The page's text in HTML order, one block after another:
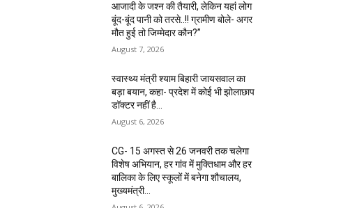
आजादी के जश्न की तैयारी, लेकिन यहां लोग
बूंद-बूंद पानी को तरसे..!! ग्रामीण बोले- अगर
मौत हुई तो जिम्मेदार कौन?”
August 7, 2026
स्वास्थ्य मंत्री श्याम बिहारी जायसवाल का
बड़ा बयान, कहा- प्रदेश में कोई भी झोलाछाप
डॉक्टर नहीं है…
August 6, 2026
CG- 15 अगस्त से 26 जनवरी तक चलेगा
विशेष अभियान, हर गांव में मुक्तिधाम और हर
बालिका के लिए स्कूलों में बनेगा शौचालय,
मुख्यमंत्री...